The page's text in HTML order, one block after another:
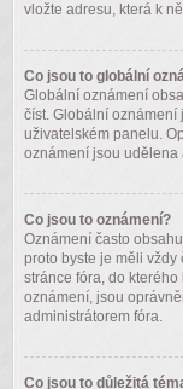
vložte adresu, která k
Co jsou to globální
Globální oznámení
číst. Globální oznámení
uživatelském panelu.
oznámení jsou udělena
Co jsou to oznámení?
Oznámení často
proto byste je měli
stránce fóra, do
oznámení, jsou
administrátorem fóra.
Co jsou to důležitá